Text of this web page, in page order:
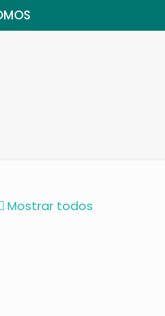
Mostrar todos